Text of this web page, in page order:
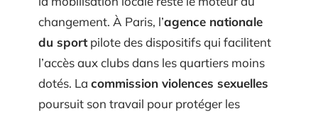
changement. À Paris, l’agence nationale
du sportpilote des dispositifs qui facilitent
l’accès aux clubs dans les quartiers moins
dotés. La commission violences sexuelles
poursuit son travail pour protéger les